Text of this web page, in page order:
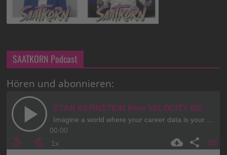
SAATKORN Podcast
Hören und abonnieren: